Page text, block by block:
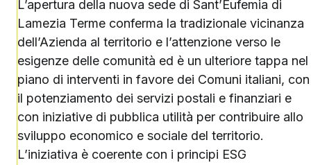
L’apertura della nuova sede di Sant’Eufemia di
Lamezia Terme conferma la tradizionale vicinanza
dell’Azienda al territorio e l’attenzione verso le
esigenze delle comunità ed è un ulteriore tappa nel
piano di interventi in favore dei Comuni italiani, con
il potenziamento dei servizi postali e finanziari e
con iniziative di pubblica utilità per contribuire allo
sviluppo economico e sociale del territorio.
L’iniziativa è coerente con i principi ESG